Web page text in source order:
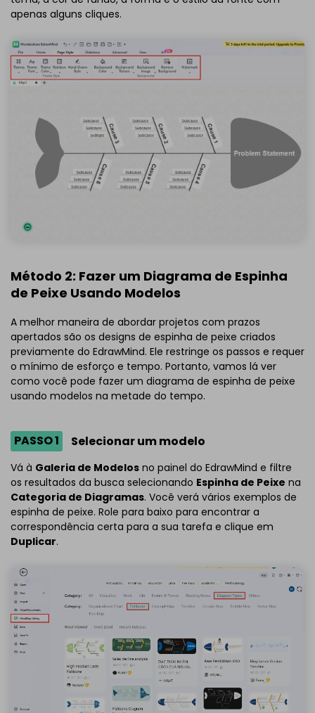
apenas alguns cliques.
Método 2: Fazer um Diagrama de Espinha
de Peixe Usando Modelos
A melhor maneira de abordar projetos com prazos
apertados são os designs de espinha de peixe criados
previamente do EdrawMind. Ele restringe os passos e requer
o mínimo de esforço e tempo. Portanto, vamos lá ver
como você pode fazer um diagrama de espinha de peixe
usando modelos na metade do tempo.
PASSO 1 Selecionar um modelo
Vá à Galeria de Modelos no painel do EdrawMind e filtre
os resultados da busca selecionando Espinha de Peixe na
Categoria de Diagramas. Você verá vários exemplos de
espinha de peixe. Role para baixo para encontrar a
correspondência certa para a sua tarefa e clique em
Duplicar.